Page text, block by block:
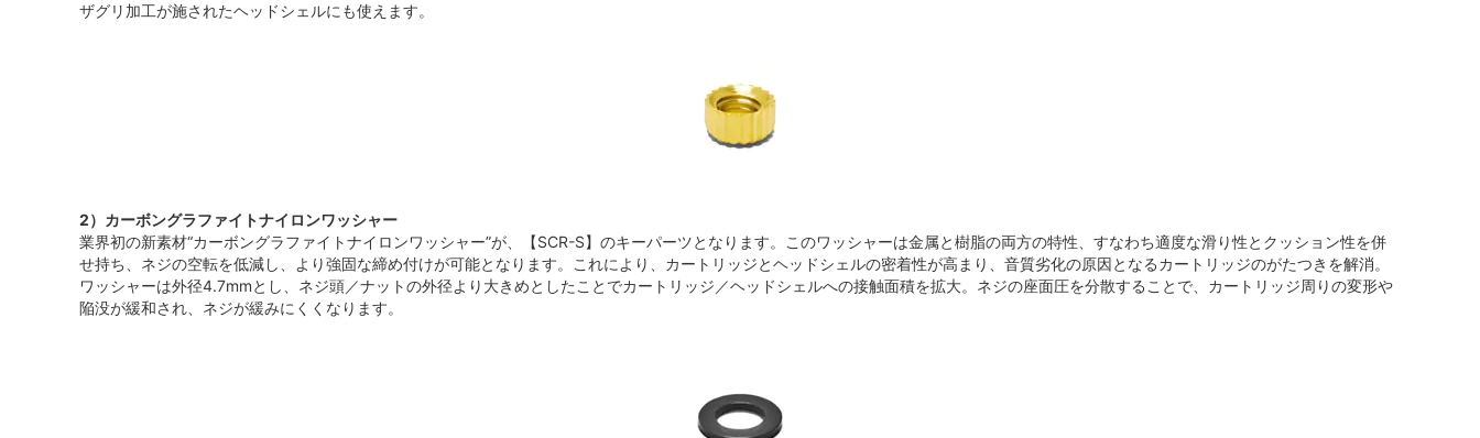
ザグリ加工が施されたヘッドシェルにも使えます。
2）カーボングラファイトナイロンワッシャー
業界初の新素材“カーボングラファイトナイロンワッシャー”が、【SCR-S】のキーパーツとなります。このワッシャーは金属と樹脂の両方の特性、すなわち適度な滑り性とクッション性を併
せ持ち、ネジの空転を低減し、より強固な締め付けが可能となります。これにより、カートリッジとヘッドシェルの密着性が高まり、音質劣化の原因となるカートリッジのがたつきを解消。
ワッシャーは外径4.7mmとし、ネジ頭／ナットの外径より大きめとしたことでカートリッジ／ヘッドシェルへの接触面積を拡大。ネジの座面圧を分散することで、カートリッジ周りの変形や
陥没が緩和され、ネジが緩みにくくなります。